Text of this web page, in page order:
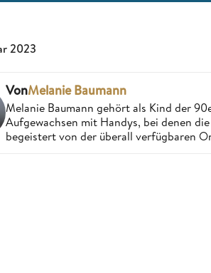
2023
VonMelanie Baumann
Melanie Baumann gehört als Kind der
Aufgewachsen mit Handys, bei denen
begeistert von der überall verfügbaren